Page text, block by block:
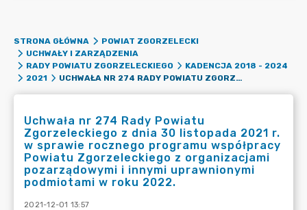
STRONA GŁÓWNA
POWIAT ZGORZELECKI
UCHWAŁY I ZARZĄDZENIA
RADY POWIATU ZGORZELECKIEGO
KADENCJA 2018 - 2024
2021
UCHWAŁA NR 274 RADY POWIATU ZGORZELECKIEGO Z DNIA 30 LISTOPADA 2021 R. W SPRAWIE ROCZNEGO PROGRAMU WSPÓŁPRACY POWIATU ZGORZELECKIEGO Z ORGANIZACJAMI POZARZĄDOWYMI I INNYMI UPRAWNIONYMI PODMIOTAMI W ROKU 2022.
Uchwała nr 274 Rady Powiatu
Zgorzeleckiego z dnia 30 listopada 2021 r.
w sprawie rocznego programu współpracy
Powiatu Zgorzeleckiego z organizacjami
pozarządowymi i innymi uprawnionymi
podmiotami w roku 2022.
2021-12-01 13:57